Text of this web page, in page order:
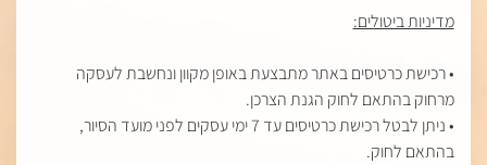
מדיניות ביטולים:
• רכישת כרטיסים באתר מתבצעת באופן מקוון ונחשבת לעסקה
מרחוק בהתאם לחוק הגנת הצרכן.
• ניתן לבטל רכישת כרטיסים עד 7 ימי עסקים לפני מועד הסיור,
בהתאם לחוק.